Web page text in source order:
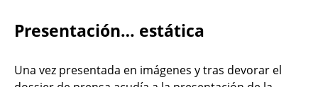
Presentación… estática
Una vez presentada en imágenes y tras devorar el